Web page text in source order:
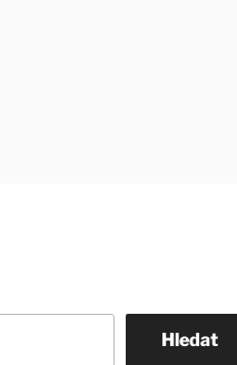
Hledat